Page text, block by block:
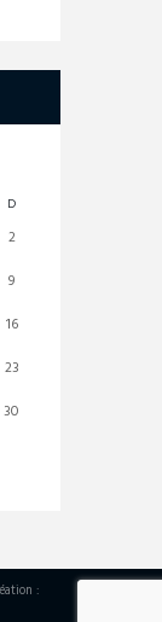
D
2
9
16
23
30
: